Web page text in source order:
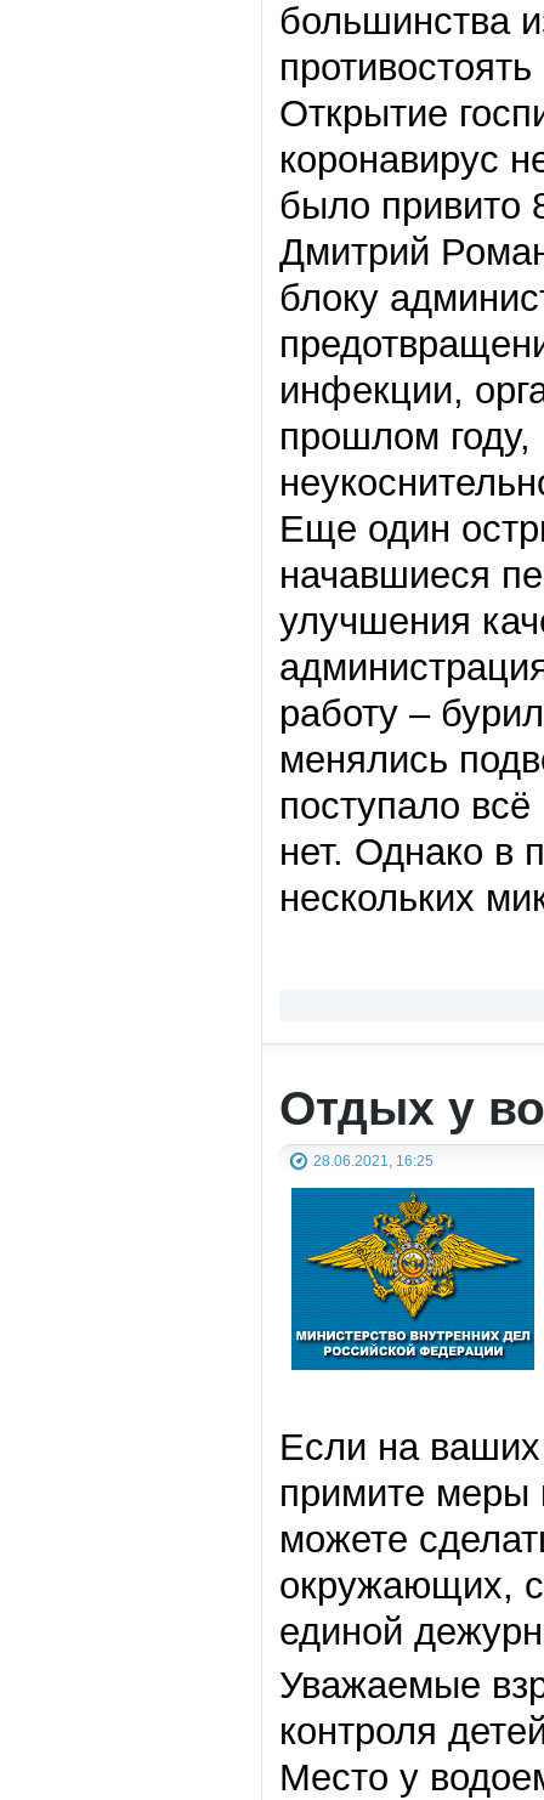
большинства
Открытие
коронавирус
было привито
Дмитрий
блоку
инфекции,
прошлом году,
Еще один
начавшиеся
улучшения
работу –
менялись
поступало
нет. Однако в
нескольких
Отдых у
28.06.2021, 16:25
Если на ваших
примите меры
можете
окружающих,
единой
Уважаемые
контроля
Место у